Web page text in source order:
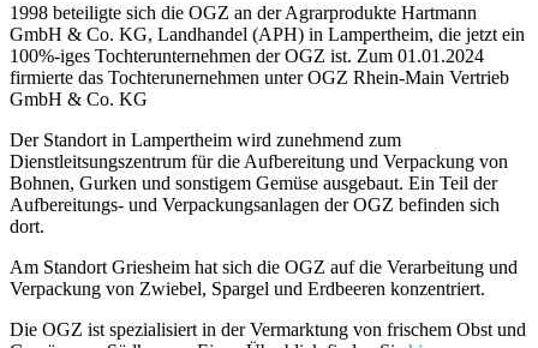
1998 beteiligte sich die OGZ an der Agrarprodukte Hartmann
GmbH & Co. KG, Landhandel (APH) in Lampertheim, die jetzt ein
100%-iges Tochterunternehmen der OGZ ist. Zum 01.01.2024
firmierte das Tochterunernehmen unter OGZ Rhein-Main Vertrieb
GmbH & Co. KG
Der Standort in Lampertheim wird zunehmend zum
Dienstleitsungszentrum für die Aufbereitung und Verpackung von
Bohnen, Gurken und sonstigem Gemüse ausgebaut. Ein Teil der
Aufbereitungs- und Verpackungsanlagen der OGZ befinden sich
dort.
Am Standort Griesheim hat sich die OGZ auf die Verarbeitung und
Verpackung von Zwiebel, Spargel und Erdbeeren konzentriert.
Die OGZ ist spezialisiert in der Vermarktung von frischem Obst und